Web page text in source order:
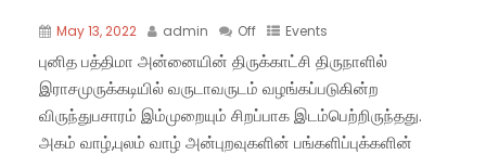
May 13, 2022 admin Off Events
புனித பத்திமா அன்னையின் திருக்காட்சி திருநாளில்
இராசமுருக்கடியில் வருடாவருடம் வழங்கப்படுகின்ற
விருந்துபசாரம் இம்முறையும் சிறப்பாக இடம்பெற்றிருந்தது.
அகம் வாழ்,புலம் வாழ் அன்புறவுகளின் பங்களிப்புக்களின்